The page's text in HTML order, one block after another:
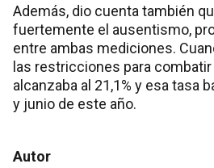
Además, dio cuenta también
fuertemente el ausentismo,
entre ambas mediciones.
las restricciones para
alcanzaba al 21,1% y esa tasa
y junio de este año.
Autor